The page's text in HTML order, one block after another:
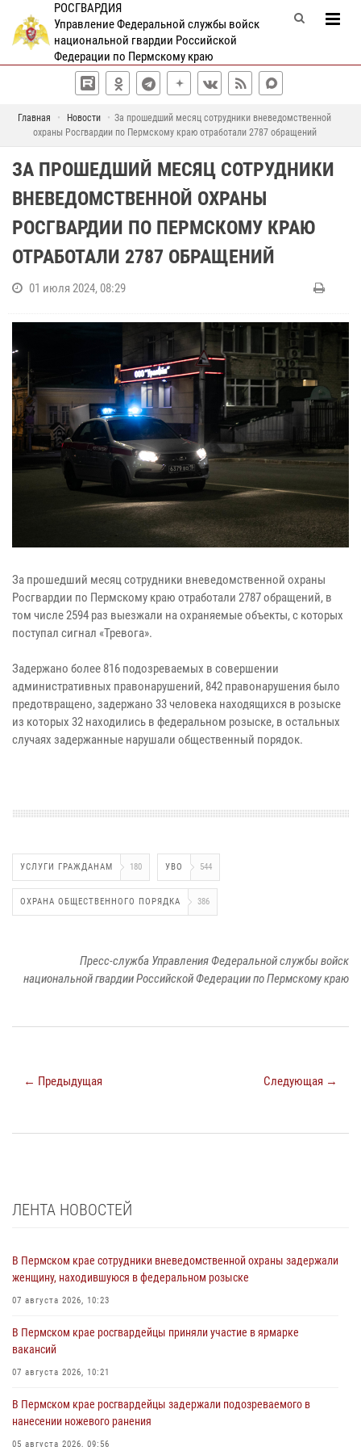
РОСГВАРДИЯ
Управление Федеральной службы войск
национальной гвардии Российской
Федерации по Пермскому краю
Главная Новости
За прошедший месяц сотрудники вневедомственной
охраны Росгвардии по Пермскому краю отработали 2787 обращений
ЗА ПРОШЕДШИЙ МЕСЯЦ СОТРУДНИКИ
ВНЕВЕДОМСТВЕННОЙ ОХРАНЫ
РОСГВАРДИИ ПО ПЕРМСКОМУ КРАЮ
ОТРАБОТАЛИ 2787 ОБРАЩЕНИЙ
01 июля 2024, 08:29
За прошедший месяц сотрудники вневедомственной охраны
Росгвардии по Пермскому краю отработали 2787 обращений, в
том числе 2594 раз выезжали на охраняемые объекты, с которых
поступал сигнал «Тревога».
Задержано более 816 подозреваемых в совершении
административных правонарушений, 842 правонарушения было
предотвращено, задержано 33 человека находящихся в розыске
из которых 32 находились в федеральном розыске, в остальных
случаях задержанные нарушали общественный порядок.
УСЛУГИ ГРАЖДАНАМ 180 УВО 544
ОХРАНА ОБЩЕСТВЕННОГО ПОРЯДКА 386
Пресс-служба Управления Федеральной службы войск
национальной гвардии Российской Федерации по Пермскому краю
← Предыдущая Следующая →
ЛЕНТА НОВОСТЕЙ
В Пермском крае сотрудники вневедомственной охраны задержали
женщину, находившуюся в федеральном розыске
07 августа 2026, 10:23
В Пермском крае росгвардейцы приняли участие в ярмарке
вакансий
07 августа 2026, 10:21
В Пермском крае росгвардейцы задержали подозреваемого в
нанесении ножевого ранения
05 августа 2026, 09:56